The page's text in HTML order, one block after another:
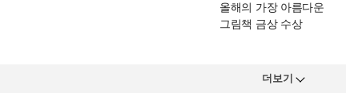
올해의 가장 아름다운
그림책 금상 수상
더보기